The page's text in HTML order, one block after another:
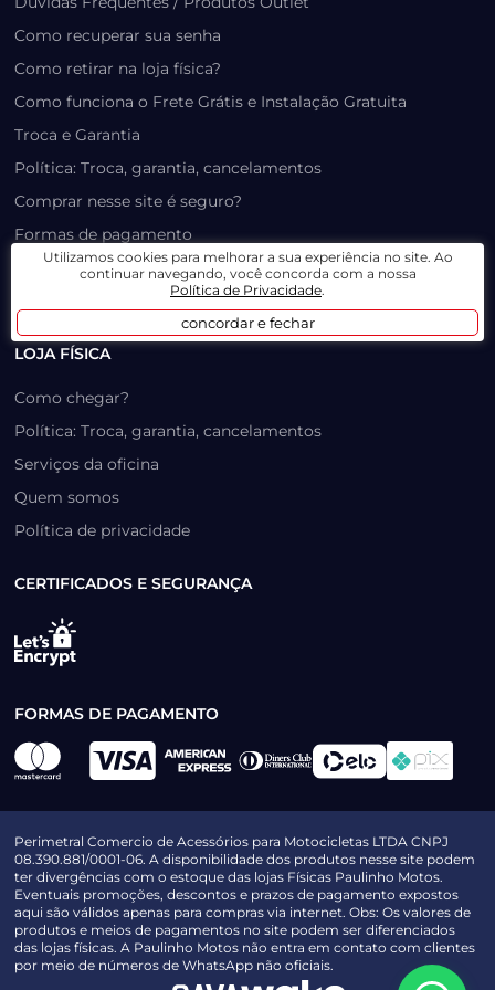
Como recuperar sua senha
Como retirar na loja física?
Como funciona o Frete Grátis e Instalação Gratuita
Troca e Garantia
Política: Troca, garantia, cancelamentos
Comprar nesse site é seguro?
Formas de pagamento
Trabalhe Conosco
LOJA FÍSICA
Como chegar?
Política: Troca, garantia, cancelamentos
Serviços da oficina
Quem somos
Política de privacidade
CERTIFICADOS E SEGURANÇA
FORMAS DE PAGAMENTO
Perimetral Comercio de Acessórios para Motocicletas LTDA CNPJ
08.390.881/0001-06. A disponibilidade dos produtos nesse site podem
ter divergências com o estoque das lojas Físicas Paulinho Motos.
Eventuais promoções, descontos e prazos de pagamento expostos
aqui são válidos apenas para compras via internet. Obs: Os valores de
produtos e meios de pagamentos no site podem ser diferenciados
das lojas físicas. A Paulinho Motos não entra em contato com clientes
por meio de números de WhatsApp não oficiais.
Utilizamos cookies para melhorar a sua experiência no site. Ao
continuar navegando, você concorda com a nossa
Política de Privacidade.
concordar e fechar